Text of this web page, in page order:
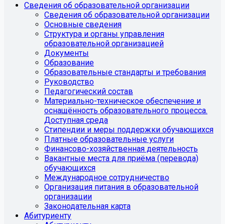
Сведения об образовательной организации
Сведения об образовательной организации
Основные сведения
Структура и органы управления
образовательной организацией
Документы
Образование
Образовательные стандарты и требования
Руководство
Педагогический состав
Материально-техническое обеспечение и
оснащённость образовательного процесса.
Доступная среда
Стипендии и меры поддержки обучающихся
Платные образовательные услуги
Финансово-хозяйственная деятельность
Вакантные места для приёма (перевода)
обучающихся
Международное сотрудничество
Организация питания в образовательной
организации
Законодательная карта
Абитуриенту